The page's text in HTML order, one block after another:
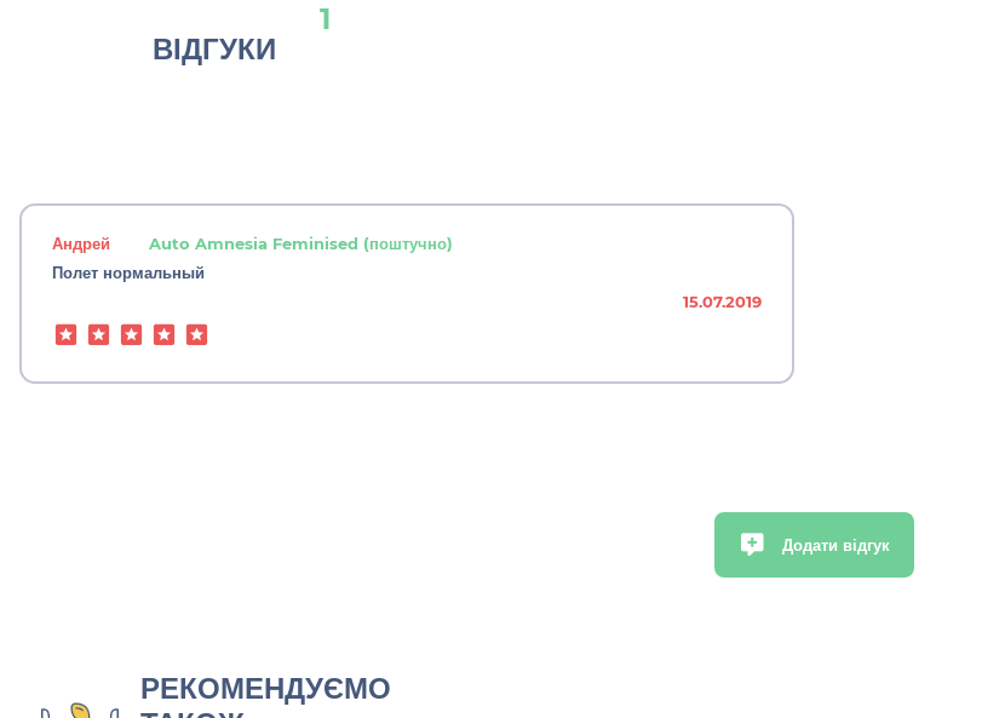
ВІДГУКИ
1
Андрей
Auto Amnesia Feminised (поштучно)
Полет нормальный
15.07.2019
Додати відгук
РЕКОМЕНДУЄМО